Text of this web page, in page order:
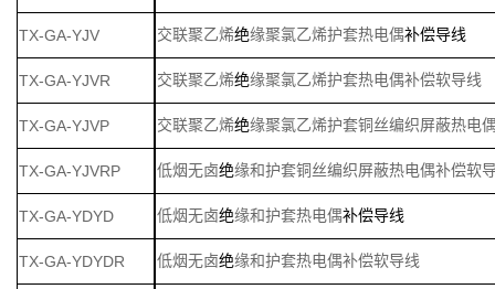
TX-GA-YJV 交联聚乙烯绝缘聚氯乙烯护套热电偶补偿导线
TX-GA-YJVR 交联聚乙烯绝缘聚氯乙烯护套热电偶补偿软导线
TX-GA-YJVP 交联聚乙烯绝缘聚氯乙烯护套铜丝编织屏蔽热电
TX-GA-YJVRP 低烟无卤绝缘和护套铜丝编织屏蔽热电偶补偿软
TX-GA-YDYD 低烟无卤绝缘和护套热电偶补偿导线
TX-GA-YDYDR 低烟无卤绝缘和护套热电偶补偿软导线